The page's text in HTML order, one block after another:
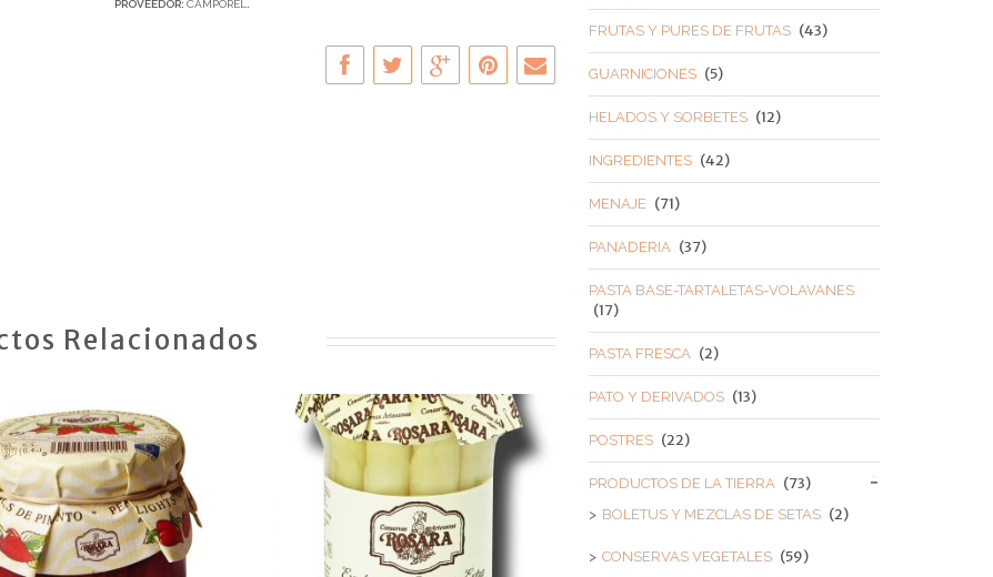
PROVEEDOR: CAMPOREL
Relacionados
FRUTAS Y PURES DE FRUTAS (43)
GUARNICIONES (5)
HELADOS Y SORBETES (12)
INGREDIENTES (42)
MENAJE (71)
PANADERIA (37)
PASTA BASE-TARTALETAS-VOLAVANES
(17)
PASTA FRESCA (2)
PATO Y DERIVADOS (13)
POSTRES (22)
PRODUCTOS DE LA TIERRA (73)
BOLETUS Y MEZCLAS DE SETAS (2)
CONSERVAS VEGETALES (59)